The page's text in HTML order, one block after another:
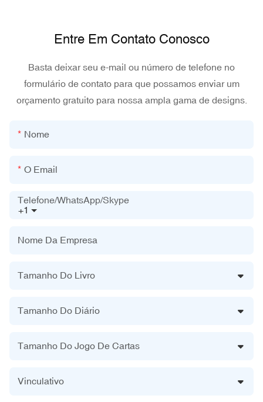
Entre Em Contato Conosco
Basta deixar seu e-mail ou número de telefone no
formulário de contato para que possamos enviar um
orçamento gratuito para nossa ampla gama de designs.
Nome
O Email
+1
Telefone/WhatsApp/Skype
Nome Da Empresa
Tamanho Do Livro
Tamanho Do Diário
Tamanho Do Jogo De Cartas
Vinculativo